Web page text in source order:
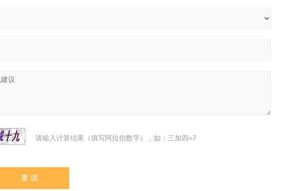
请输入计算结果（填写阿拉伯数字），如：三加四=7